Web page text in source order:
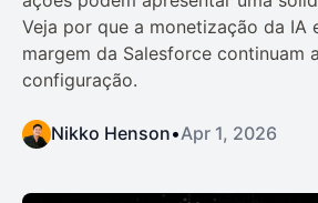
Veja por que a monetização da IA
margem da Salesforce continuam
configuração.
Nikko Henson•Apr 1, 2026